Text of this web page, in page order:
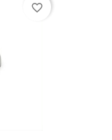
favorite_border